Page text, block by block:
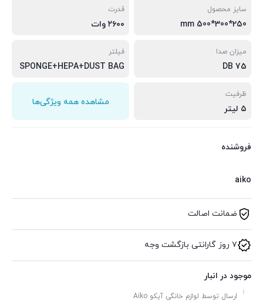
سایز محصول
mm 500*300*250
قدرت
۲۶۰۰ وات
میزان صدا
75 DB
فیلتر
SPONGE+HEPA+DUST BAG
ظرفیت
۵ لیتر
مشاهده همه ویژگی‌ها
فروشنده
aiko
ضمانت اصالت
۷ روز گارانتی بازگشت وجه
موجود در انبار
ارسال توسط لوازم خانگی آیکو Aiko